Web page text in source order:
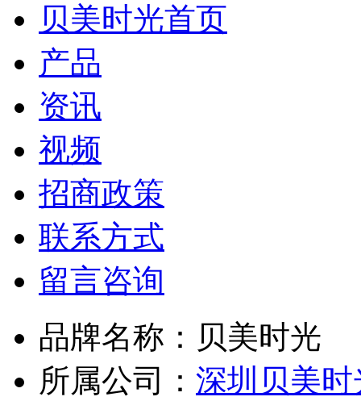
贝美时光首页
产品
资讯
视频
招商政策
联系方式
留言咨询
品牌名称： 贝美时光
所属公司： 深圳贝美